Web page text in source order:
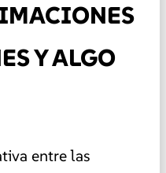
Y ALGO
entre las